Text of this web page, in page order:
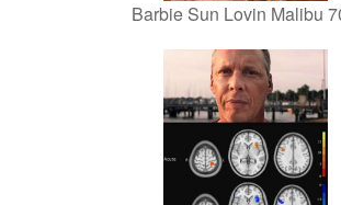
Barbie Sun Lovin Malibu